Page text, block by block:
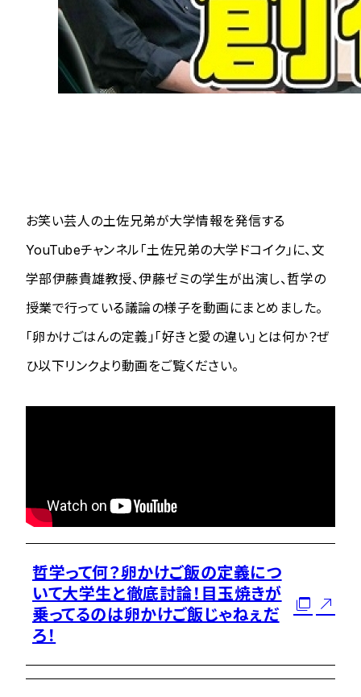
お笑い芸人の土佐兄弟が大学情報を発信する
YouTubeチャンネル「土佐兄弟の大学ドコイク」に、文
学部伊藤貴雄教授、伊藤ゼミの学生が出演し、哲学の
授業で行っている議論の様子を動画にまとめました。
「卵かけごはんの定義」「好きと愛の違い」とは何か？ぜ
ひ以下リンクより動画をご覧ください。
哲学って何？卵かけご飯の定義につ
いて大学生と徹底討論！目玉焼きが
乗ってるのは卵かけご飯じゃねぇだ
ろ！